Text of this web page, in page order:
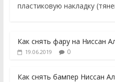
пластиковую накладку
Как снять фару на Ниссан
19.06.2019 0
Как снять бампер Ниссан